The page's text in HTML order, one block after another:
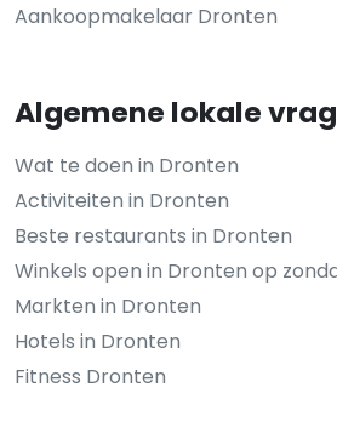
Aankoopmakelaar Dronten
Algemene lokale
Wat te doen in Dronten
Activiteiten in Dronten
Beste restaurants in Dronten
Winkels open in Dronten op
Markten in Dronten
Hotels in Dronten
Fitness Dronten